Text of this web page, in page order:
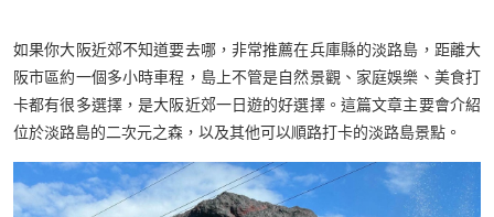
如果你大阪近郊不知道要去哪，非常推薦在兵庫縣的淡路島，距離大
阪市區約一個多小時車程，島上不管是自然景觀、家庭娛樂、美食打
卡都有很多選擇，是大阪近郊一日遊的好選擇。這篇文章主要會介紹
位於淡路島的二次元之森，以及其他可以順路打卡的淡路島景點。